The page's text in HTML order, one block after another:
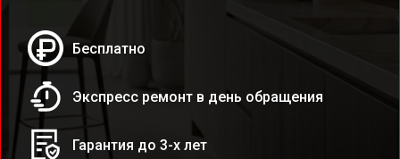
Бесплатно
Экспресс ремонт в день обращения
Гарантия до 3-х лет